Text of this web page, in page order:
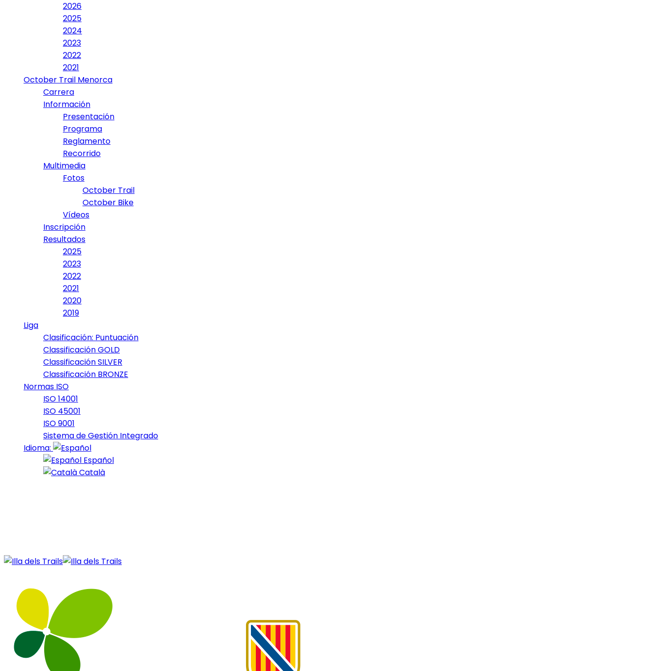
2026
2025
2024
2023
2022
2021
October Trail Menorca
Carrera
Información
Presentación
Programa
Reglamento
Recorrido
Multimedia
Fotos
October Trail
October Bike
Vídeos
Inscripción
Resultados
2025
2023
2022
2021
2020
2019
Liga
Clasificación: Puntuación
Classificación GOLD
Classificación SILVER
Classificación BRONZE
Normas ISO
ISO 14001
ISO 45001
ISO 9001
Sistema de Gestión Integrado
Idioma:
Español
Català